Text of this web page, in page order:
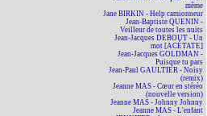
même
Jane BIRKIN - Help camionneur
Jean-Baptiste QUENIN -
Veilleur de toutes les nuits
Jean-Jacques DEBOUT - Un
mot [ACÉTATE]
Jean-Jacques GOLDMAN -
Puisque tu pars
Jean-Paul GAULTIER - Noisy
(remix)
Jeanne MAS - Cœur en stéréo
(nouvelle version)
Jeanne MAS - Johnny Johnny
Jeanne MAS - L'enfant